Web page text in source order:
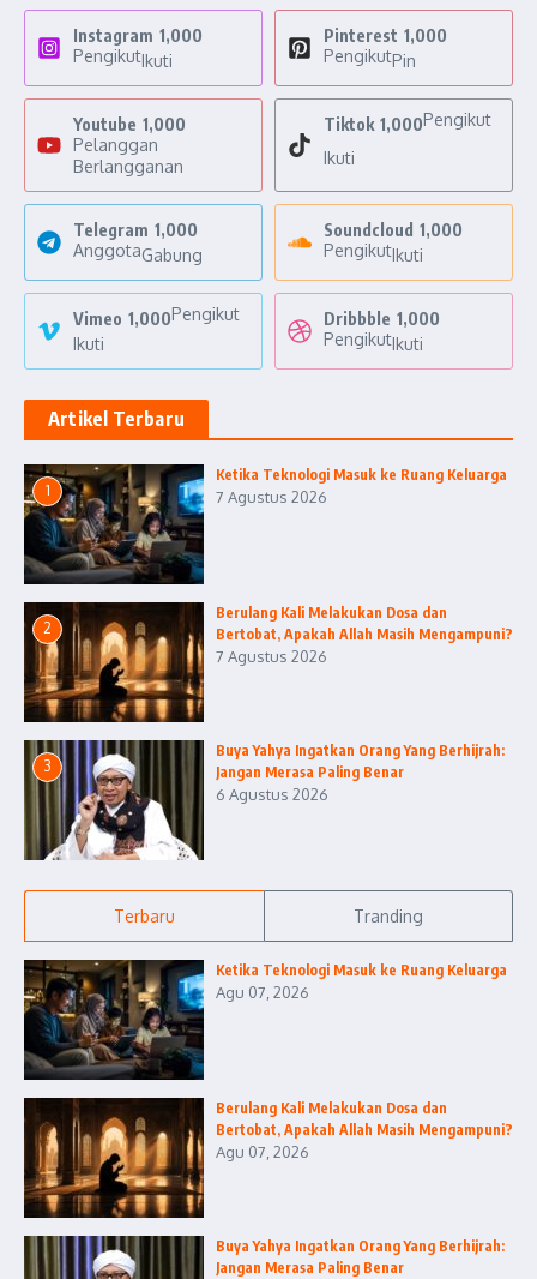
Instagram 1,000
PengikutIkuti
Pinterest 1,000
PengikutPin
Youtube 1,000
Pelanggan
Berlangganan
Tiktok 1,000Pengikut
Ikuti
Telegram 1,000
AnggotaGabung
Soundcloud 1,000
PengikutIkuti
Vimeo 1,000Pengikut
Ikuti
Dribbble 1,000
PengikutIkuti
Artikel Terbaru
1
Ketika Teknologi Masuk ke Ruang Keluarga
7 Agustus 2026
2
Berulang Kali Melakukan Dosa dan
Bertobat, Apakah Allah Masih Mengampuni?
7 Agustus 2026
3
Buya Yahya Ingatkan Orang Yang Berhijrah:
Jangan Merasa Paling Benar
6 Agustus 2026
Terbaru Tranding
Ketika Teknologi Masuk ke Ruang Keluarga
Agu 07, 2026
Berulang Kali Melakukan Dosa dan
Bertobat, Apakah Allah Masih Mengampuni?
Agu 07, 2026
Buya Yahya Ingatkan Orang Yang Berhijrah:
Jangan Merasa Paling Benar